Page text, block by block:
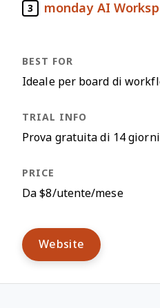
3 monday AI
Ideale per board di
Prova gratuita di 14 giorni
Da $8/utente/mese
Website